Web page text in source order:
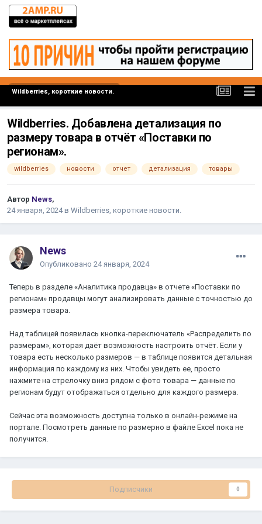
Wildberries, короткие новости.
Wildberries. Добавлена детализация по
размеру товара в отчёт «Поставки по
регионам».
wildberries новости отчет детализация товары
Автор News,
24 января, 2024в Wildberries, короткие новости.
News
Опубликовано 24 января, 2024
Теперь в разделе «Аналитика продавца» в отчете «Поставки по
регионам» продавцы могут анализировать данные с точностью до
размера товара.
Над таблицей появилась кнопка-переключатель «Распределить по
размерам», которая даёт возможность настроить отчёт. Если у
товара есть несколько размеров — в таблице появится детальная
информация по каждому из них. Чтобы увидеть ее, просто
нажмите на стрелочку вниз рядом с фото товара — данные по
регионам будут отображаться отдельно для каждого размера.
Сейчас эта возможность доступна только в онлайн-режиме на
портале. Посмотреть данные по размерно в файле Excel пока не
получится.
Подписчики 0